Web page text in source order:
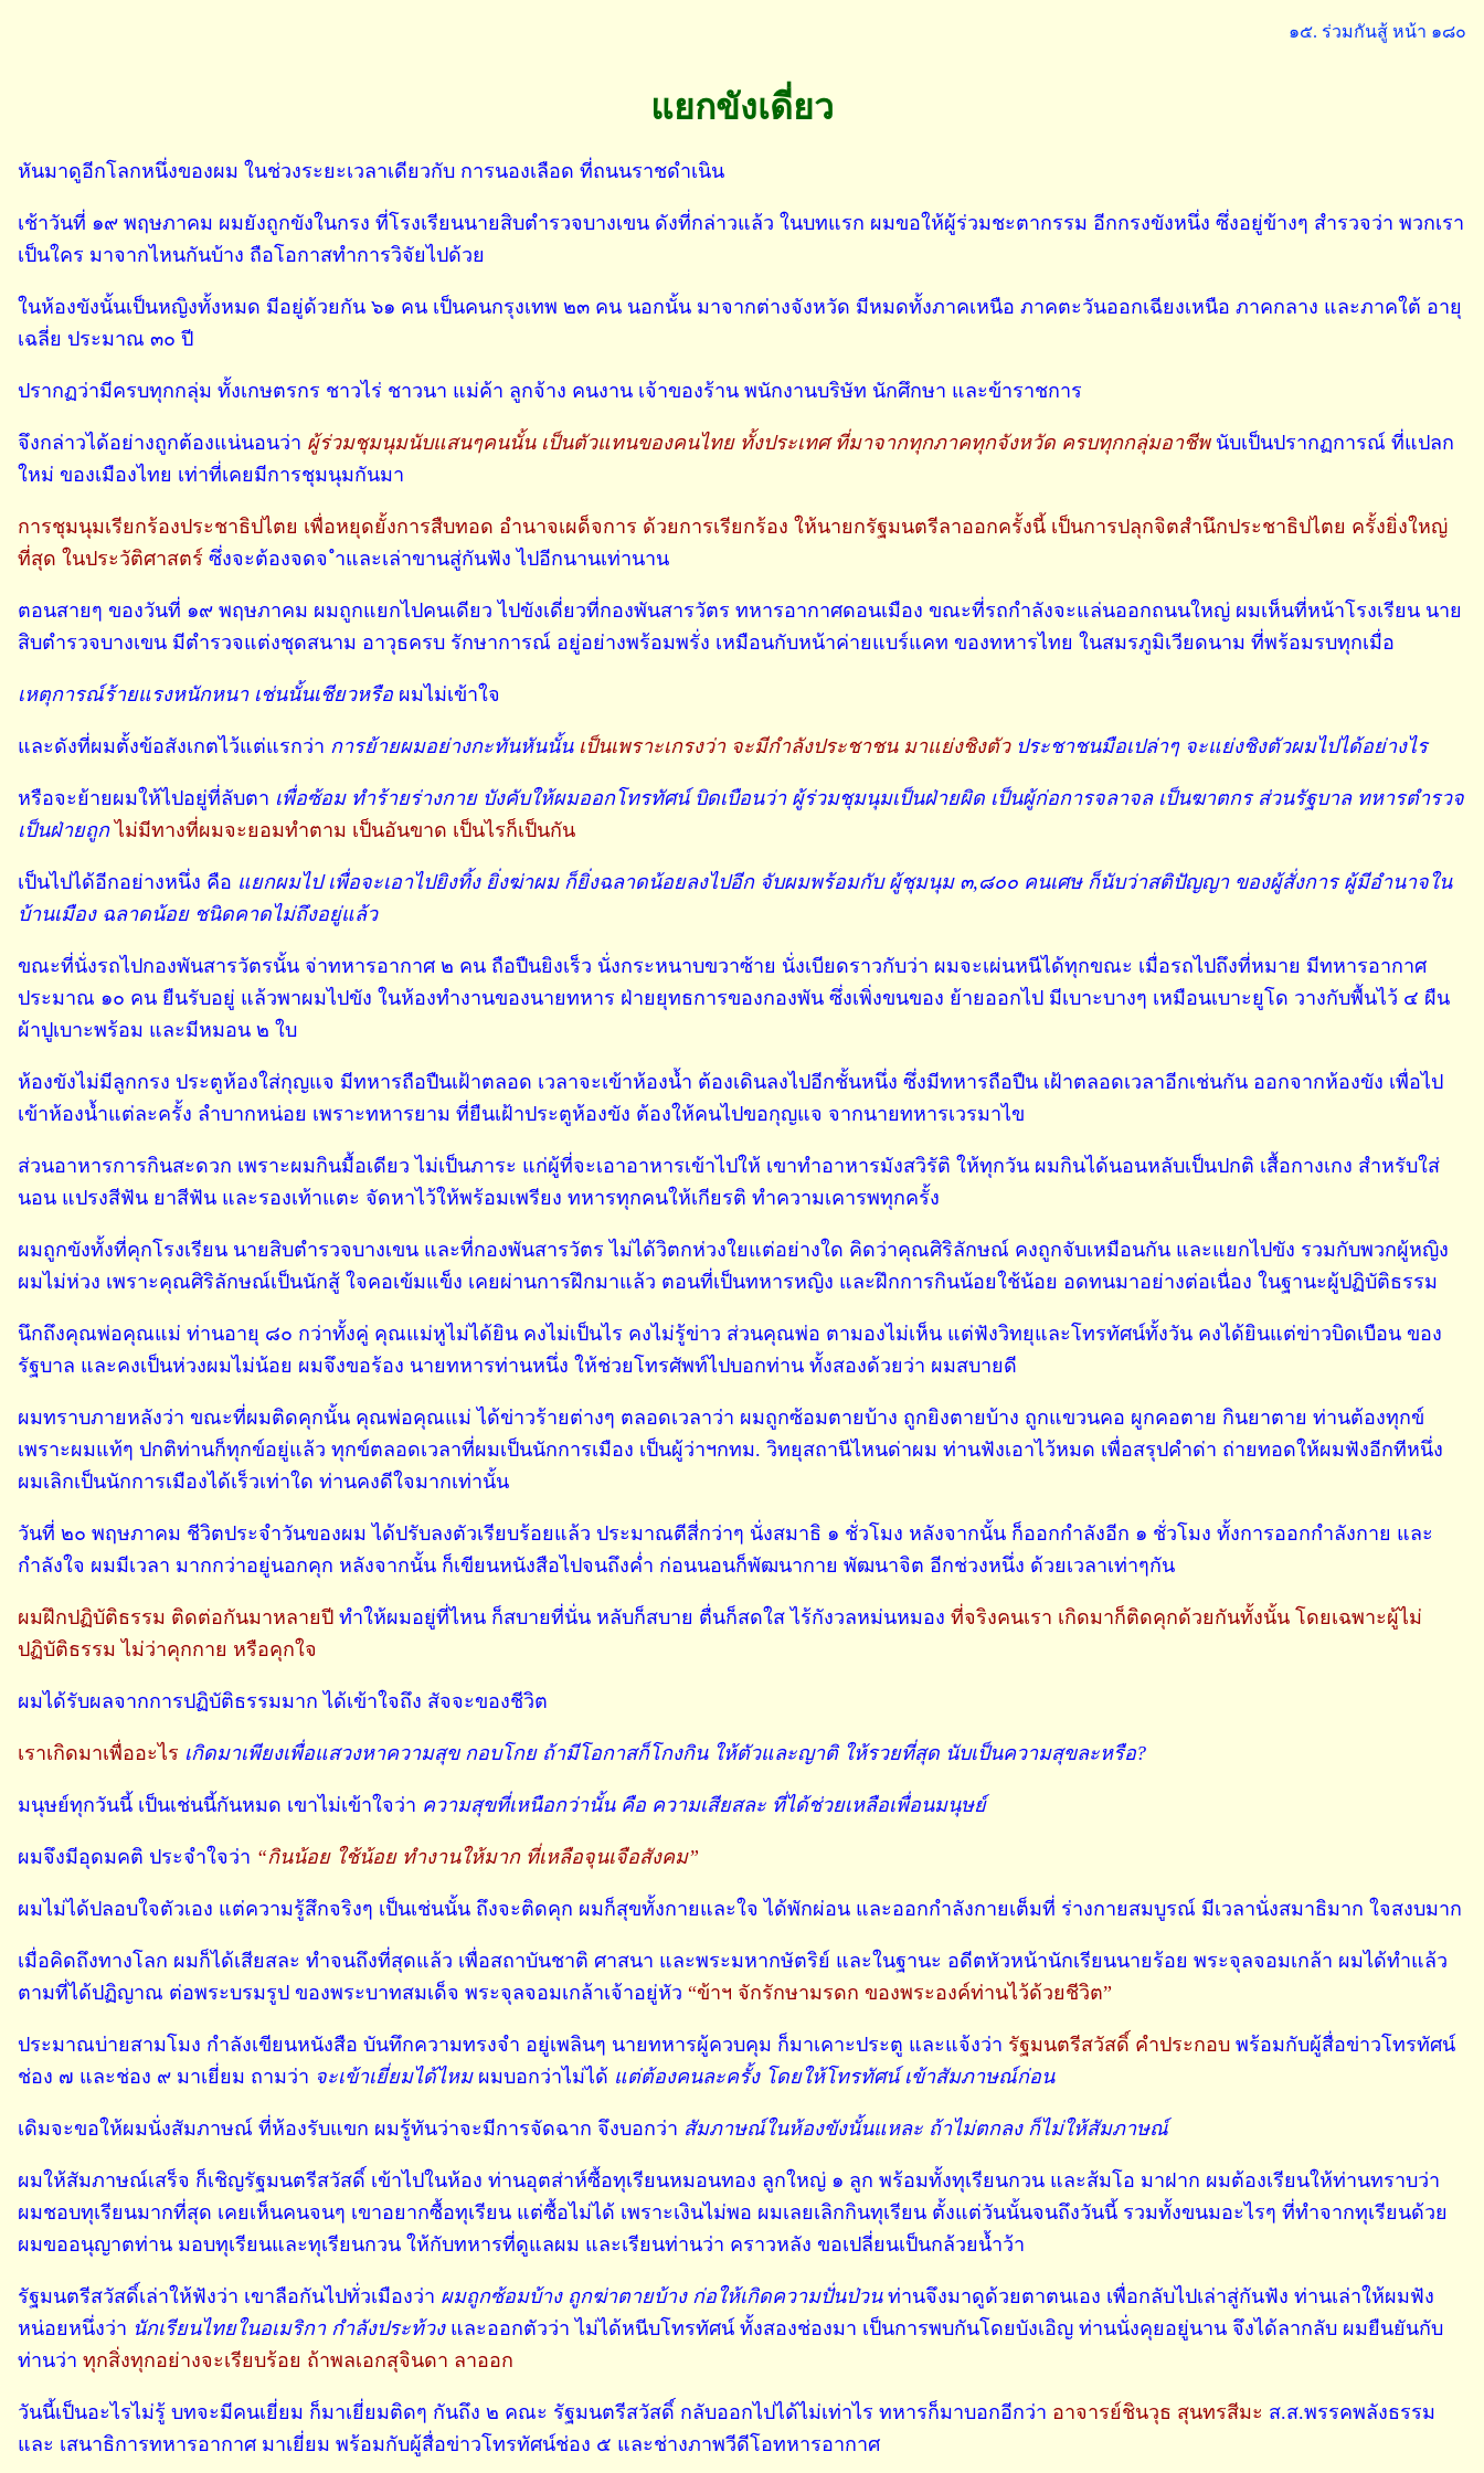
๑๕. ร่วมกันสู้ หน้า ๑๘๐
แยกขังเดี่ยว
หันมาดูอีกโลกหนึ่งของผม ในช่วงระยะเวลาเดียวกับ การนองเลือด ที่ถนนราชดำเนิน
เช้าวันที่ ๑๙ พฤษภาคม ผมยังถูกขังในกรง ที่โรงเรียนนายสิบตำรวจบางเขน ดังที่กล่าวแล้ว ในบทแรก ผมขอให้ผู้ร่วมชะตากรรม อีกกรงขังหนึ่ง ซึ่งอยู่ข้างๆ สำรวจว่า พวกเรา
เป็นใคร มาจากไหนกันบ้าง ถือโอกาสทำการวิจัยไปด้วย
ในห้องขังนั้นเป็นหญิงทั้งหมด มีอยู่ด้วยกัน ๖๑ คน เป็นคนกรุงเทพ ๒๓ คน นอกนั้น มาจากต่างจังหวัด มีหมดทั้งภาคเหนือ ภาคตะวันออกเฉียงเหนือ ภาคกลาง และภาคใต้ อายุ
เฉลี่ย ประมาณ ๓๐ ปี
ปรากฏว่ามีครบทุกกลุ่ม ทั้งเกษตรกร ชาวไร่ ชาวนา แม่ค้า ลูกจ้าง คนงาน เจ้าของร้าน พนักงานบริษัท นักศึกษา และข้าราชการ
จึงกล่าวได้อย่างถูกต้องแน่นอนว่า ผู้ร่วมชุมนุมนับแสนๆคนนั้น เป็นตัวแทนของคนไทย ทั้งประเทศ ที่มาจากทุกภาคทุกจังหวัด ครบทุกกลุ่มอาชีพ นับเป็นปรากฏการณ์ ที่แปลก
ใหม่ ของเมืองไทย เท่าที่เคยมีการชุมนุมกันมา
การชุมนุมเรียกร้องประชาธิปไตย เพื่อหยุดยั้งการสืบทอด อำนาจเผด็จการ ด้วยการเรียกร้อง ให้นายกรัฐมนตรีลาออกครั้งนี้ เป็นการปลุกจิตสำนึกประชาธิปไตย ครั้งยิ่งใหญ่
ที่สุด ในประวัติศาสตร์ ซึ่งจะต้องจดจ ำและเล่าขานสู่กันฟัง ไปอีกนานเท่านาน
ตอนสายๆ ของวันที่ ๑๙ พฤษภาคม ผมถูกแยกไปคนเดียว ไปขังเดี่ยวที่กองพันสารวัตร ทหารอากาศดอนเมือง ขณะที่รถกำลังจะแล่นออกถนนใหญ่ ผมเห็นที่หน้าโรงเรียน นาย
สิบตำรวจบางเขน มีตำรวจแต่งชุดสนาม อาวุธครบ รักษาการณ์ อยู่อย่างพร้อมพรั่ง เหมือนกับหน้าค่ายแบร์แคท ของทหารไทย ในสมรภูมิเวียดนาม ที่พร้อมรบทุกเมื่อ
เหตุการณ์ร้ายแรงหนักหนา เช่นนั้นเชียวหรือ ผมไม่เข้าใจ
และดังที่ผมตั้งข้อสังเกตไว้แต่แรกว่า การย้ายผมอย่างกะทันหันนั้น เป็นเพราะเกรงว่า จะมีกำลังประชาชน มาแย่งชิงตัวประชาชนมือเปล่าๆ จะแย่งชิงตัวผมไปได้อย่างไร
หรือจะย้ายผมให้ไปอยู่ที่ลับตา เพื่อซ้อม ทำร้ายร่างกาย บังคับให้ผมออกโทรทัศน์ บิดเบือนว่า ผู้ร่วมชุมนุมเป็นฝ่ายผิด เป็นผู้ก่อการจลาจล เป็นฆาตกร ส่วนรัฐบาล ทหารตำรวจ
เป็นฝ่ายถูก ไม่มีทางที่ผมจะยอมทำตาม เป็นอันขาด เป็นไรก็เป็นกัน
เป็นไปได้อีกอย่างหนึ่ง คือ แยกผมไป เพื่อจะเอาไปยิงทิ้ง ยิ่งฆ่าผม ก็ยิ่งฉลาดน้อยลงไปอีก จับผมพร้อมกับ ผู้ชุมนุม ๓,๘๐๐ คนเศษ ก็นับว่าสติปัญญา ของผู้สั่งการ ผู้มีอำนาจใน
บ้านเมือง ฉลาดน้อย ชนิดคาดไม่ถึงอยู่แล้ว
ขณะที่นั่งรถไปกองพันสารวัตรนั้น จ่าทหารอากาศ ๒ คน ถือปืนยิงเร็ว นั่งกระหนาบขวาซ้าย นั่งเบียดราวกับว่า ผมจะเผ่นหนีได้ทุกขณะ เมื่อรถไปถึงที่หมาย มีทหารอากาศ
ประมาณ ๑๐ คน ยืนรับอยู่ แล้วพาผมไปขัง ในห้องทำงานของนายทหาร ฝ่ายยุทธการของกองพัน ซึ่งเพิ่งขนของ ย้ายออกไป มีเบาะบางๆ เหมือนเบาะยูโด วางกับพื้นไว้ ๔ ผืน
ผ้าปูเบาะพร้อม และมีหมอน ๒ ใบ
ห้องขังไม่มีลูกกรง ประตูห้องใส่กุญแจ มีทหารถือปืนเฝ้าตลอด เวลาจะเข้าห้องน้ำ ต้องเดินลงไปอีกชั้นหนึ่ง ซึ่งมีทหารถือปืน เฝ้าตลอดเวลาอีกเช่นกัน ออกจากห้องขัง เพื่อไป
เข้าห้องน้ำแต่ละครั้ง ลำบากหน่อย เพราะทหารยาม ที่ยืนเฝ้าประตูห้องขัง ต้องให้คนไปขอกุญแจ จากนายทหารเวรมาไข
ส่วนอาหารการกินสะดวก เพราะผมกินมื้อเดียว ไม่เป็นภาระ แก่ผู้ที่จะเอาอาหารเข้าไปให้ เขาทำอาหารมังสวิรัติ ให้ทุกวัน ผมกินได้นอนหลับเป็นปกติ เสื้อกางเกง สำหรับใส่
นอน แปรงสีฟัน ยาสีฟัน และรองเท้าแตะ จัดหาไว้ให้พร้อมเพรียง ทหารทุกคนให้เกียรติ ทำความเคารพทุกครั้ง
ผมถูกขังทั้งที่คุกโรงเรียน นายสิบตำรวจบางเขน และที่กองพันสารวัตร ไม่ได้วิตกห่วงใยแต่อย่างใด คิดว่าคุณศิริลักษณ์ คงถูกจับเหมือนกัน และแยกไปขัง รวมกับพวกผู้หญิง
ผมไม่ห่วง เพราะคุณศิริลักษณ์เป็นนักสู้ ใจคอเข้มแข็ง เคยผ่านการฝึกมาแล้ว ตอนที่เป็นทหารหญิง และฝึกการกินน้อยใช้น้อย อดทนมาอย่างต่อเนื่อง ในฐานะผู้ปฏิบัติธรรม
นึกถึงคุณพ่อคุณแม่ ท่านอายุ ๘๐ กว่าทั้งคู่ คุณแม่หูไม่ได้ยิน คงไม่เป็นไร คงไม่รู้ข่าว ส่วนคุณพ่อ ตามองไม่เห็น แต่ฟังวิทยุและโทรทัศน์ทั้งวัน คงได้ยินแต่ข่าวบิดเบือน ของ
รัฐบาล และคงเป็นห่วงผมไม่น้อย ผมจึงขอร้อง นายทหารท่านหนึ่ง ให้ช่วยโทรศัพท์ไปบอกท่าน ทั้งสองด้วยว่า ผมสบายดี
ผมทราบภายหลังว่า ขณะที่ผมติดคุกนั้น คุณพ่อคุณแม่ ได้ข่าวร้ายต่างๆ ตลอดเวลาว่า ผมถูกซ้อมตายบ้าง ถูกยิงตายบ้าง ถูกแขวนคอ ผูกคอตาย กินยาตาย ท่านต้องทุกข์
เพราะผมแท้ๆ ปกติท่านก็ทุกข์อยู่แล้ว ทุกข์ตลอดเวลาที่ผมเป็นนักการเมือง เป็นผู้ว่าฯกทม. วิทยุสถานีไหนด่าผม ท่านฟังเอาไว้หมด เพื่อสรุปคำด่า ถ่ายทอดให้ผมฟังอีกทีหนึ่ง
ผมเลิกเป็นนักการเมืองได้เร็วเท่าใด ท่านคงดีใจมากเท่านั้น
วันที่ ๒๐ พฤษภาคม ชีวิตประจำวันของผม ได้ปรับลงตัวเรียบร้อยแล้ว ประมาณตีสี่กว่าๆ นั่งสมาธิ ๑ ชั่วโมง หลังจากนั้น ก็ออกกำลังอีก ๑ ชั่วโมง ทั้งการออกกำลังกาย และ
กำลังใจ ผมมีเวลา มากกว่าอยู่นอกคุก หลังจากนั้น ก็เขียนหนังสือไปจนถึงค่ำ ก่อนนอนก็พัฒนากาย พัฒนาจิต อีกช่วงหนึ่ง ด้วยเวลาเท่าๆกัน
ผมฝึกปฏิบัติธรรม ติดต่อกันมาหลายปี ทำให้ผมอยู่ที่ไหน ก็สบายที่นั่น หลับก็สบาย ตื่นก็สดใส ไร้กังวลหม่นหมอง ที่จริงคนเรา เกิดมาก็ติดคุกด้วยกันทั้งนั้น โดยเฉพาะผู้ไม่
ปฏิบัติธรรม ไม่ว่าคุกกาย หรือคุกใจ
ผมได้รับผลจากการปฏิบัติธรรมมาก ได้เข้าใจถึง สัจจะของชีวิต
เราเกิดมาเพื่ออะไร เกิดมาเพียงเพื่อแสวงหาความสุข กอบโกย ถ้ามีโอกาสก็โกงกิน ให้ตัวและญาติ ให้รวยที่สุด นับเป็นความสุขละหรือ?
มนุษย์ทุกวันนี้ เป็นเช่นนี้กันหมด เขาไม่เข้าใจว่า ความสุขที่เหนือกว่านั้น คือ ความเสียสละ ที่ได้ช่วยเหลือเพื่อนมนุษย์
ผมจึงมีอุดมคติ ประจำใจว่า “กินน้อย ใช้น้อย ทำงานให้มาก ที่เหลือจุนเจือสังคม”
ผมไม่ได้ปลอบใจตัวเอง แต่ความรู้สึกจริงๆ เป็นเช่นนั้น ถึงจะติดคุก ผมก็สุขทั้งกายและใจ ได้พักผ่อน และออกกำลังกายเต็มที่ ร่างกายสมบูรณ์ มีเวลานั่งสมาธิมาก ใจสงบมาก
เมื่อคิดถึงทางโลก ผมก็ได้เสียสละ ทำจนถึงที่สุดแล้ว เพื่อสถาบันชาติ ศาสนา และพระมหากษัตริย์ และในฐานะ อดีตหัวหน้านักเรียนนายร้อย พระจุลจอมเกล้า ผมได้ทำแล้ว
ตามที่ได้ปฏิญาณ ต่อพระบรมรูป ของพระบาทสมเด็จ พระจุลจอมเกล้าเจ้าอยู่หัว “ข้าฯ จักรักษามรดก ของพระองค์ท่านไว้ด้วยชีวิต”
ประมาณบ่ายสามโมง กำลังเขียนหนังสือ บันทึกความทรงจำ อยู่เพลินๆ นายทหารผู้ควบคุม ก็มาเคาะประตู และแจ้งว่า รัฐมนตรีสวัสดิ์ คำประกอบ พร้อมกับผู้สื่อข่าวโทรทัศน์
ช่อง ๗ และช่อง ๙ มาเยี่ยม ถามว่า จะเข้าเยี่ยมได้ไหมผมบอกว่าไม่ได้ แต่ต้องคนละครั้ง โดยให้โทรทัศน์ เข้าสัมภาษณ์ก่อน
เดิมจะขอให้ผมนั่งสัมภาษณ์ ที่ห้องรับแขก ผมรู้ทันว่าจะมีการจัดฉาก จึงบอกว่า สัมภาษณ์ในห้องขังนั้นแหละ ถ้าไม่ตกลง ก็ไม่ให้สัมภาษณ์
ผมให้สัมภาษณ์เสร็จ ก็เชิญรัฐมนตรีสวัสดิ์ เข้าไปในห้อง ท่านอุตส่าห์ซื้อทุเรียนหมอนทอง ลูกใหญ่ ๑ ลูก พร้อมทั้งทุเรียนกวน และส้มโอ มาฝาก ผมต้องเรียนให้ท่านทราบว่า
ผมชอบทุเรียนมากที่สุด เคยเห็นคนจนๆ เขาอยากซื้อทุเรียน แต่ซื้อไม่ได้ เพราะเงินไม่พอ ผมเลยเลิกกินทุเรียน ตั้งแต่วันนั้นจนถึงวันนี้ รวมทั้งขนมอะไรๆ ที่ทำจากทุเรียนด้วย
ผมขออนุญาตท่าน มอบทุเรียนและทุเรียนกวน ให้กับทหารที่ดูแลผม และเรียนท่านว่า คราวหลัง ขอเปลี่ยนเป็นกล้วยน้ำว้า
รัฐมนตรีสวัสดิ์เล่าให้ฟังว่า เขาลือกันไปทั่วเมืองว่า ผมถูกซ้อมบ้าง ถูกฆ่าตายบ้าง ก่อให้เกิดความปั่นป่วนท่านจึงมาดูด้วยตาตนเอง เพื่อกลับไปเล่าสู่กันฟัง ท่านเล่าให้ผมฟัง
หน่อยหนึ่งว่า นักเรียนไทยในอเมริกา กำลังประท้วงและออกตัวว่า ไม่ได้หนีบโทรทัศน์ ทั้งสองช่องมา เป็นการพบกันโดยบังเอิญ ท่านนั่งคุยอยู่นาน จึงได้ลากลับ ผมยืนยันกับ
ท่านว่า ทุกสิ่งทุกอย่างจะเรียบร้อย ถ้าพลเอกสุจินดา ลาออก
วันนี้เป็นอะไรไม่รู้ บทจะมีคนเยี่ยม ก็มาเยี่ยมติดๆ กันถึง ๒ คณะ รัฐมนตรีสวัสดิ์ กลับออกไปได้ไม่เท่าไร ทหารก็มาบอกอีกว่า อาจารย์ชินวุธ สุนทรสีมะ ส.ส.พรรคพลังธรรม
และ เสนาธิการทหารอากาศ มาเยี่ยม พร้อมกับผู้สื่อข่าวโทรทัศน์ช่อง ๕ และช่างภาพวีดีโอทหารอากาศ